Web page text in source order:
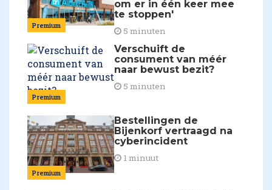
Premium
om er in één keer mee
te stoppen'
5 minuten
Premium
Verschuift de
consument van méér
naar bewust bezit?
5 minuten
Premium
Bestellingen de
Bijenkorf vertraagd na
cyberincident
1 minuut